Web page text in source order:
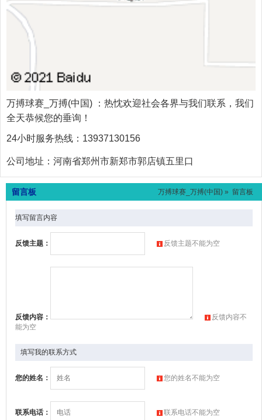
万搏球赛_万搏(中国)
：热忱欢迎社会各界与我们联系，我们
全天恭候您的垂询！
24小时服务热线： 13937130156
公司地址： 河南省郑州市新郑市郭店镇五里口
留言板 万搏球赛_万搏(中国) » 留言板
填写留言内容
反馈主题： 反馈主题不能为空
反馈内容：
反馈内容不
能为空
填写我的联系方式
您的姓名： 您的姓名不能为空
联系电话： 联系电话不能为空